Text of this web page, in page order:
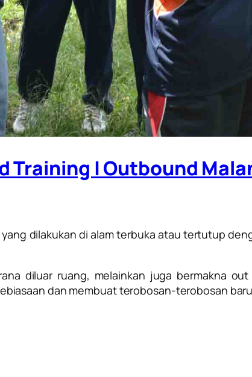
Training | Outbound
dilakukan di alam terbuka atau tertutup
diluar ruang, melainkan juga bermakna out
dan membuat terobosan-terobosan